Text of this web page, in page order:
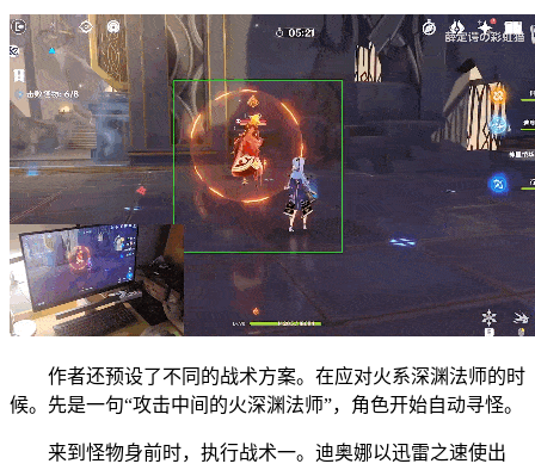
作者还预设了不同的战术方案。在应对火系深渊法师的时
候。先是一句“攻击中间的火深渊法师”，角色开始自动寻怪。
来到怪物身前时，执行战术一。迪奥娜以迅雷之速使出